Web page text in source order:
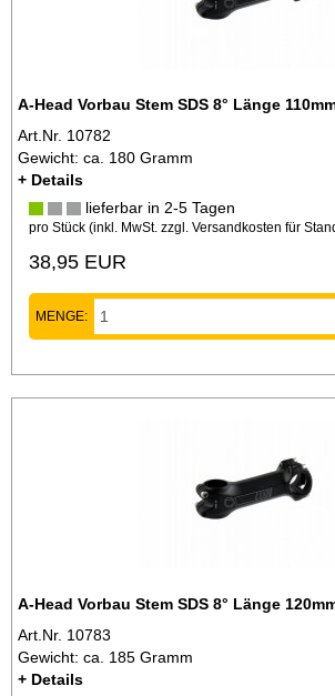
A-Head Vorbau Stem SDS 8° Länge
Art.Nr. 10782
Gewicht: ca. 180 Gramm
+ Details
lieferbar in 2-5 Tagen
pro Stück (inkl. MwSt. zzgl. Versandkosten für
38,95 EUR
MENGE:
A-Head Vorbau Stem SDS 8° Länge
Art.Nr. 10783
Gewicht: ca. 185 Gramm
+ Details